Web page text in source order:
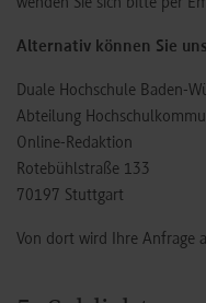
Alternativ können Sie
Duale Hochschule Baden-
Abteilung
Online-Redaktion
Rotebühlstraße 133
70197 Stuttgart
Von dort wird Ihre Anfrage